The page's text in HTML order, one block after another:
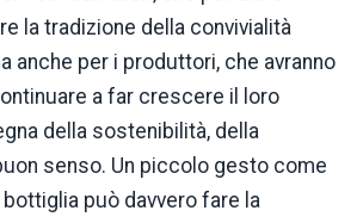
la tradizione della convivialità
anche per i produttori, che avranno
a far crescere il loro
della sostenibilità, della
senso. Un piccolo gesto come
può davvero fare la